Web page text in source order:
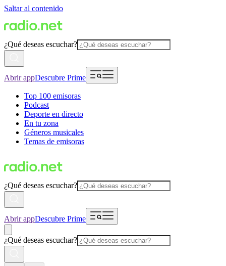
Saltar al contenido
¿Qué deseas escuchar?
Abrir appDescubre Prime
Top 100 emisoras
Podcast
Deporte en directo
En tu zona
Géneros musicales
Temas de emisoras
¿Qué deseas escuchar?
Abrir appDescubre Prime
¿Qué deseas escuchar?